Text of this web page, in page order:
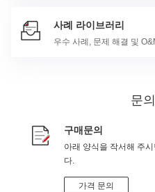
사례 라이브러리
우수 사례, 문제 해결 및
문
구매문의
아래 양식을 작서해 주
다.
가격 문의